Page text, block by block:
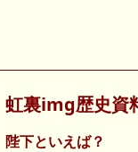
虹裏img歴史資
陛下といえば？